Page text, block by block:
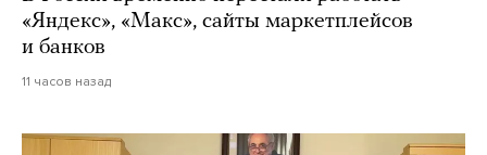
«Яндекс», «Макс», сайты маркетплейсов
и банков
11 часов назад